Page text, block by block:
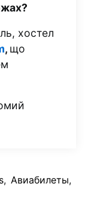
хостел
, що
, Авиабилеты,